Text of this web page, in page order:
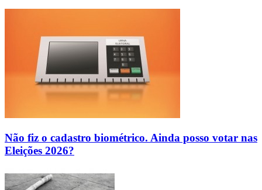
Não fiz o cadastro biométrico. Ainda posso votar nas
Eleições 2026?